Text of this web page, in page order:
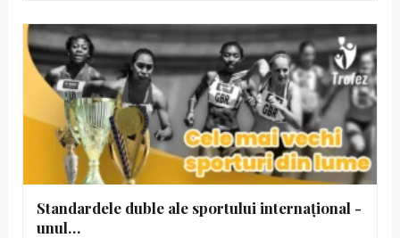
Standardele duble ale sportului internațional -
unul…